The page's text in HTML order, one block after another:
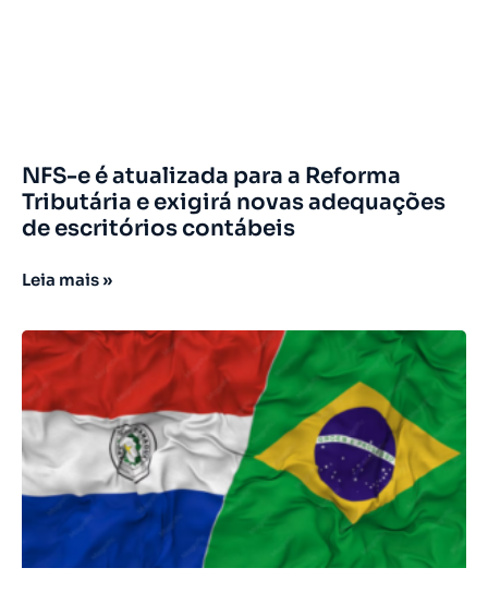
NFS-e é atualizada para a Reforma
Tributária e exigirá novas adequações
de escritórios contábeis
Leia mais »